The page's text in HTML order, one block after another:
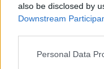
also be disclosed by
Downstream
Please note that this
Personal Data
A mai
Az Aborted
elmaradt, így
belga death metal